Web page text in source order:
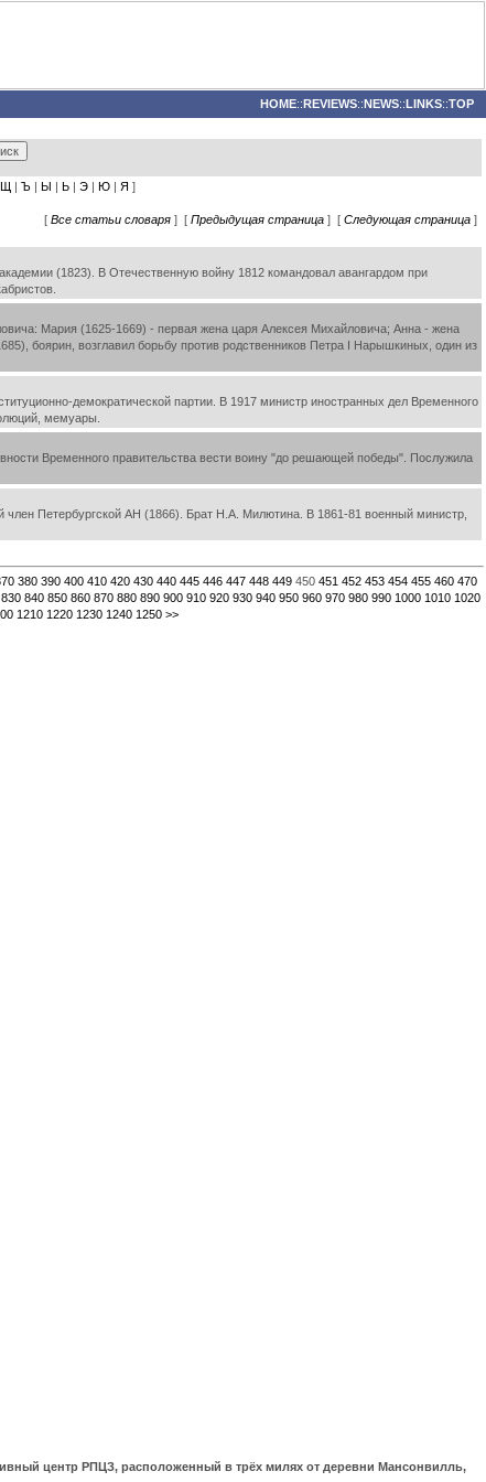
HOME::REVIEWS::NEWS::LINKS::TOP
Щ | Ъ | Ы | Ь | Э | Ю | Я ]
[ Все статьи словаря ] [ Предыдущая страница ] [ Следующая страница ]
(1823). В Отечественную войну 1812 командовал авангардом при
Мария (1625-1669) - первая жена царя Алексея Михайловича; Анна - жена
боярин, возглавил борьбу против родственников Петра I Нарышкиных, один из
демократической партии. В 1917 министр иностранных дел Временного
мемуары.
Временного правительства вести воину "до решающей победы". Послужила
Петербургской АН (1866). Брат Н.А. Милютина. В 1861-81 военный министр,
380 390 400 410 420 430 440 445 446 447 448 449450 451 452 453 454 455 460 470
830 840 850 860 870 880 890 900 910 920 930 940 950 960 970 980 990 1000 1010 1020
1210 1220 1230 1240 1250 >>
центр РПЦЗ, расположенный в трёх милях от деревни Мансонвилль,